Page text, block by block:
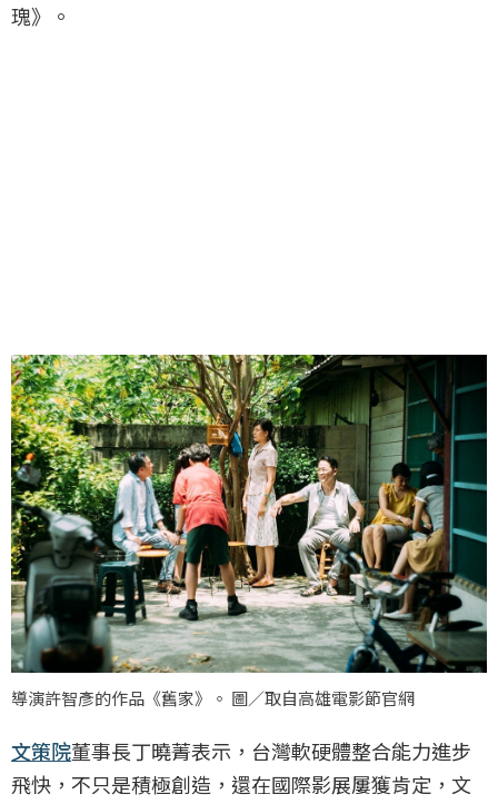
瑰》。
導演許智彥的作品《舊家》。 圖／取自高雄電影節官網
文策院董事長丁曉菁表示，台灣軟硬體整合能力進步
飛快，不只是積極創造，還在國際影展屢獲肯定，文